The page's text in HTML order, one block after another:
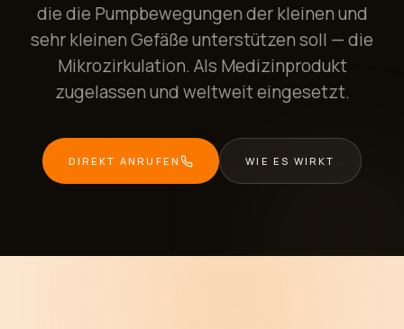
die die Pumpbewegungen der kleinen und
sehr kleinen Gefäße unterstützen soll — die
Mikrozirkulation. Als Medizinprodukt
zugelassen und weltweit eingesetzt.
DIREKT ANRUFEN WIE ES WIRKT